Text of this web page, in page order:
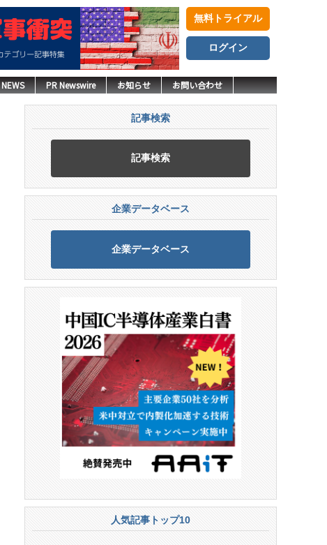
無料トライアル
ログイン
NEWS PR Newswire お知らせ お問い合わせ
記事検索
記事検索
企業データベース
企業データベース
人気記事トップ10